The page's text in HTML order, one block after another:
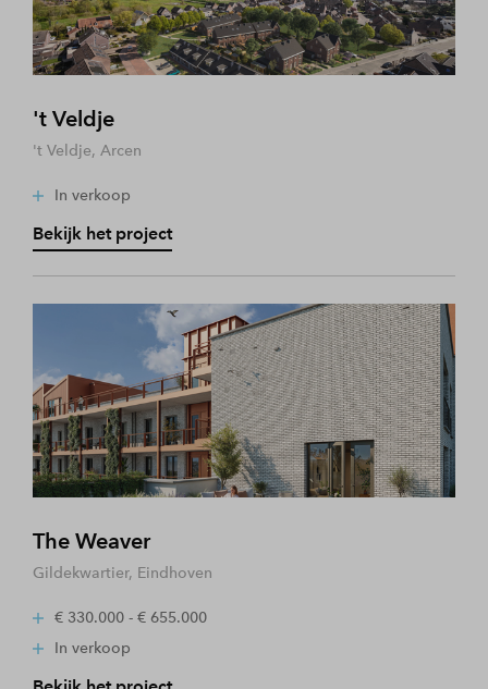
't Veldje
't Veldje, Arcen
In verkoop
Bekijk het project
The Weaver
Gildekwartier, Eindhoven
€ 330.000 - € 655.000
In verkoop